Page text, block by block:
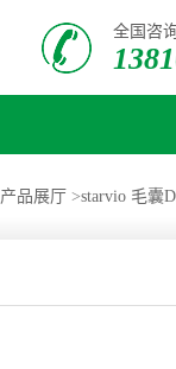
全国咨
产品展厅 >starvio 毛囊